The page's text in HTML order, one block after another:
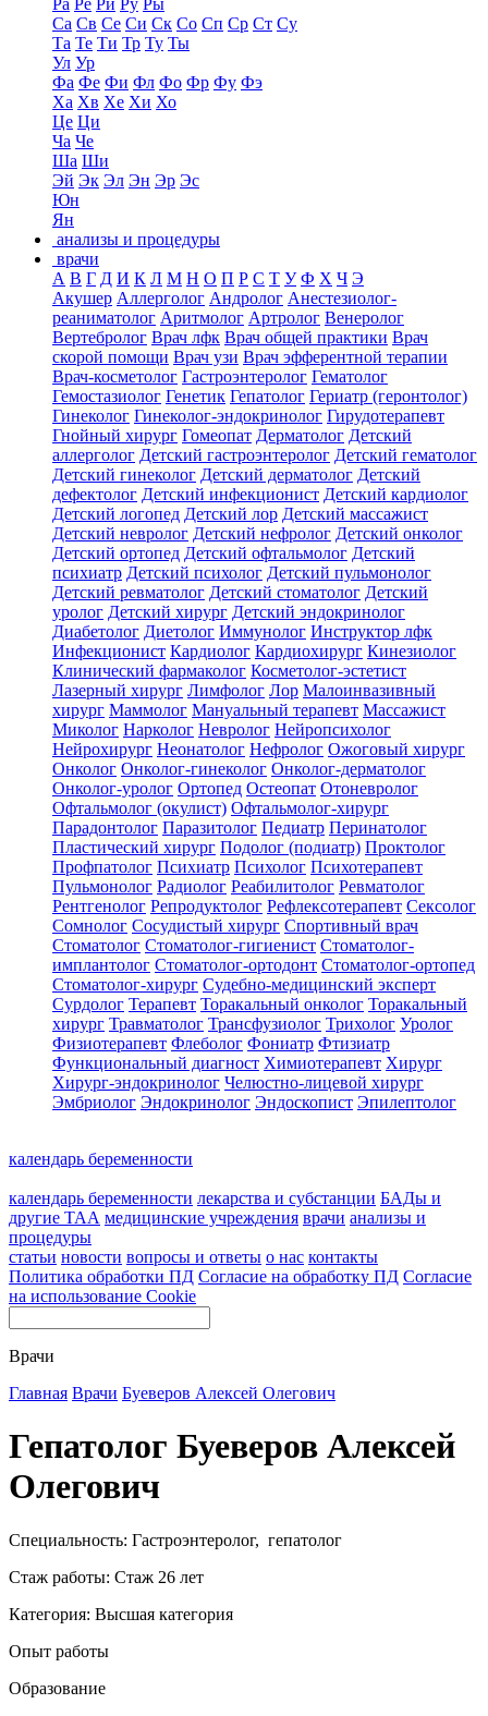
Ра Ре Ри Ру Ры
Са Св Се Си Ск Со Сп Ср Ст Су
Та Те Ти Тр Ту Ты
Ул Ур
Фа Фе Фи Фл Фо Фр Фу Фэ
Ха Хв Хе Хи Хо
Це Ци
Ча Че
Ша Ши
Эй Эк Эл Эн Эр Эс
Юн
Ян
анализы и процедуры
врачи
А В Г Д И К Л М Н О П Р С Т У Ф Х Ч Э
Акушер Аллерголог Андролог Анестезиолог-
реаниматолог Аритмолог Артролог Венеролог
Вертебролог Врач лфк Врач общей практики Врач
скорой помощи Врач узи Врач эфферентной терапии
Врач-косметолог Гастроэнтеролог Гематолог
Гемостазиолог Генетик Гепатолог Гериатр (геронтолог)
Гинеколог Гинеколог-эндокринолог Гирудотерапевт
Гнойный хирург Гомеопат Дерматолог Детский
аллерголог Детский гастроэнтеролог Детский гематолог
Детский гинеколог Детский дерматолог Детский
дефектолог Детский инфекционист Детский кардиолог
Детский логопед Детский лор Детский массажист
Детский невролог Детский нефролог Детский онколог
Детский ортопед Детский офтальмолог Детский
психиатр Детский психолог Детский пульмонолог
Детский ревматолог Детский стоматолог Детский
уролог Детский хирург Детский эндокринолог
Диабетолог Диетолог Иммунолог Инструктор лфк
Инфекционист Кардиолог Кардиохирург Кинезиолог
Клинический фармаколог Косметолог-эстетист
Лазерный хирург Лимфолог Лор Малоинвазивный
хирург Маммолог Мануальный терапевт Массажист
Миколог Нарколог Невролог Нейропсихолог
Нейрохирург Неонатолог Нефролог Ожоговый хирург
Онколог Онколог-гинеколог Онколог-дерматолог
Онколог-уролог Ортопед Остеопат Отоневролог
Офтальмолог (окулист) Офтальмолог-хирург
Парадонтолог Паразитолог Педиатр Перинатолог
Пластический хирург Подолог (подиатр) Проктолог
Профпатолог Психиатр Психолог Психотерапевт
Пульмонолог Радиолог Реабилитолог Ревматолог
Рентгенолог Репродуктолог Рефлексотерапевт Сексолог
Сомнолог Сосудистый хирург Спортивный врач
Стоматолог Стоматолог-гигиенист Стоматолог-
имплантолог Стоматолог-ортодонт Стоматолог-ортопед
Стоматолог-хирург Судебно-медицинский эксперт
Сурдолог Терапевт Торакальный онколог Торакальный
хирург Травматолог Трансфузиолог Трихолог Уролог
Физиотерапевт Флеболог Фониатр Фтизиатр
Функциональный диагност Химиотерапевт Хирург
Хирург-эндокринолог Челюстно-лицевой хирург
Эмбриолог Эндокринолог Эндоскопист Эпилептолог
календарь беременности
календарь беременности лекарства и субстанции БАДы и
другие ТАА медицинские учреждения врачи анализы и
процедуры
статьи новости вопросы и ответы о нас контакты
Политика обработки ПД Согласие на обработку ПД Согласие
на использование Cookie
Врачи
Главная Врачи Буеверов Алексей Олегович
Гепатолог Буеверов Алексей
Олегович
Специальность: Гастроэнтеролог, гепатолог
Стаж работы: Стаж 26 лет
Категория: Высшая категория
Опыт работы
Образование